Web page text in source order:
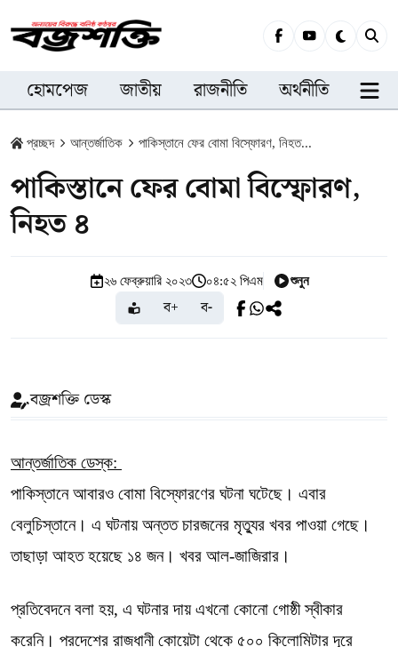
হোমপেজ জাতীয় রাজনীতি অর্থনীতি
প্রচ্ছদ আন্তর্জাতিক পাকিস্তানে ফের বোমা বিস্ফোরণ, নিহত...
পাকিস্তানে ফের বোমা বিস্ফোরণ,
নিহত ৪
২৬ ফেব্রুয়ারি ২০২৩ ০৪:৫২ পিএম শুনুন
ব+ ব-
বজ্রশক্তি ডেস্ক
আন্তর্জাতিক ডেস্ক:
পাকিস্তানে আবারও বোমা বিস্ফোরণের ঘটনা ঘটেছে। এবার
বেলুচিস্তানে। এ ঘটনায় অন্তত চারজনের মৃত্যুর খবর পাওয়া গেছে।
তাছাড়া আহত হয়েছে ১৪ জন। খবর আল-জাজিরার।
প্রতিবেদনে বলা হয়, এ ঘটনার দায় এখনো কোনো গোষ্ঠী স্বীকার
করেনি। প্রদেশের রাজধানী কোয়েটা থেকে ৫০০ কিলোমিটার দূরে